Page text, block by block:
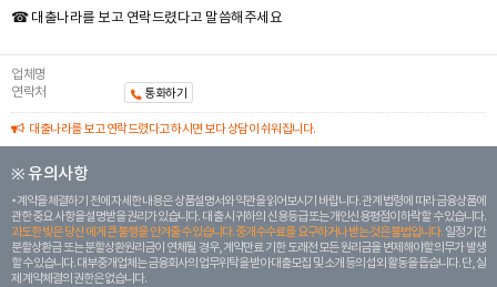
☎ 대출나라를 보고 연락드렸다고 말씀해주세요
업체명
연락처
통화하기
대출나라를 보고 연락드렸다고 하시면 보다 상담이 쉬워집니다.
※ 유의사항
계약을 체결하기 전에 자세한 내용은 상품설명서와 약관을 읽어보시기 바랍니다. 관계 법령에 따라 금융상품에
관한 중요 사항을 설명받을 권리가 있습니다. 대 출 시 귀하의 신용등급 또는 개인신용평점이 하락할 수 있습니다.
과도한 빚은 당신 에게 큰 불행을 안겨줄 수 있습니다. 중개수수료를 요구하거나 받는 것은 불법입니다. 일정 기간
분할상환금 또는 분할상환원리금이 연체될 경우, 계약만료 기한 도래전 모든 원리금을 변제해야할 의무가 발생
할 수 있습니다. 대부중개업체는 금융회사의 업무위탁을 받아 대출모집 및 소개 등의 섭외 활동을 돕습니다. 단, 실
제 계약체결의 권한은 없습니다.